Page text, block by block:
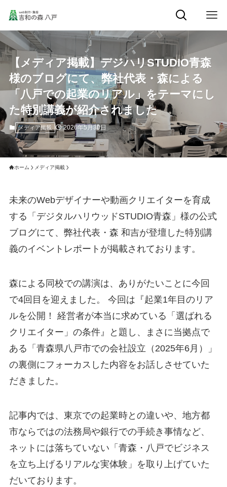
【メディア掲載】デジハリSTUDIO青森
様のブログにて、弊社代表・森による
「八戸での起業のリアル」をテーマにし
た特別講義が紹介されました
メディア掲載 2026年5月30日
ホーム メディア掲載
未来のWebデザイナーや動画クリエイターを育成
する「デジタルハリウッドSTUDIO青森」様の公式
ブログにて、弊社代表・森 和吉が登壇した特別講
義のイベントレポートが掲載されております。
森による同校での講演は、ありがたいことに今回
で4回目を迎えました。 今回は『起業1年目のリア
ルを公開！ 経営者が本当に求めている「選ばれる
クリエイター」の条件』と題し、まさに当拠点で
ある「青森県八戸市での会社設立（2025年6月）」
の裏側にフォーカスした内容をお話しさせていた
だきました。
記事内では、東京での起業時との違いや、地方都
市ならではの法務局や銀行での手続き事情など、
ネットには落ちていない「青森・八戸でビジネス
を立ち上げるリアルな実体験」を取り上げていた
だいております。